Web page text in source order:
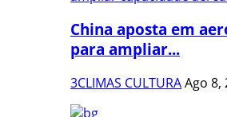
China aposta em
para ampliar...
3CLIMAS CULTURAAgo 8,